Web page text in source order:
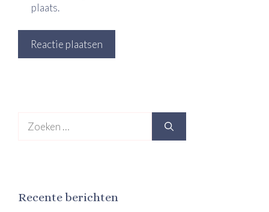
plaats.
naar:
Recente berichten